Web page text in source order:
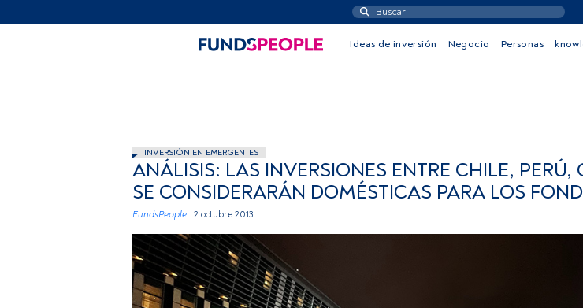
Ideas de inversión Negocio Personas
INVERSIÓN EN EMERGENTES
ANÁLISIS: LAS INVERSIONES ENTRE CHILE,
SE CONSIDERARÁN DOMÉSTICAS PARA LOS
FundsPeople . 2 octubre 2013